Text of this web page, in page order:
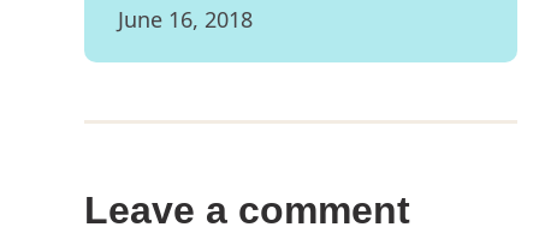
June 16, 2018
Leave a comment